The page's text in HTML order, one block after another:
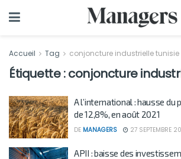
Accueil Tag conjoncture industrielle tunisie
Étiquette :conjoncture
A l’international : hausse du
de 12,8%, en août 2021
DE MANAGERS 27 SEPTEMBRE
APII : baisse des